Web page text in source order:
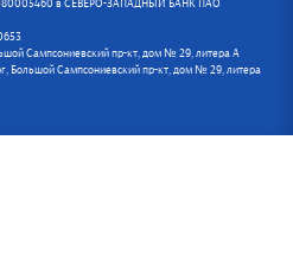
в СЕВЕРО-ЗАПАДНЫЙ БАНК ПАО
Сампсониевский пр-кт, дом № 29, литера А
Большой Сампсониевский пр-кт, дом № 29, литера